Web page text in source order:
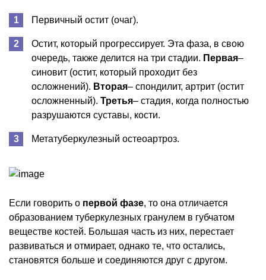
Первичный остит (очаг).
Остит, который прогрессирует. Эта фаза, в свою
очередь, также делится на три стадии. Первая–
синовит (остит, который проходит без
осложнений). Вторая– спондилит, артрит (остит
осложненный). Третья– стадия, когда полностью
разрушаются суставы, кости.
Метатуберкулезный остеоартроз.
Если говорить о первой фазе, то она отличается
образованием туберкулезных гранулем в губчатом
веществе костей. Большая часть из них, перестает
развиваться и отмирает, однако те, что остались,
становятся больше и соединяются друг с другом.